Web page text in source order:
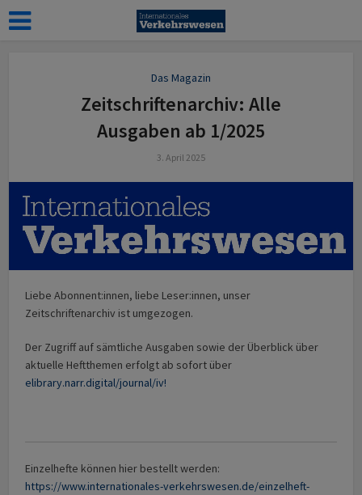
Das Magazin
Zeitschriftenarchiv: Alle
Ausgaben ab 1/2025
3. April 2025
Liebe Abonnent:innen, liebe Leser:innen, unser
Zeitschriftenarchiv ist umgezogen.
Der Zugriff auf sämtliche Ausgaben sowie der Überblick über
aktuelle Heftthemen erfolgt ab sofort über
elibrary.narr.digital/journal/iv!
Einzelhefte können hier bestellt werden:
https://www.internationales-verkehrswesen.de/einzelheft-